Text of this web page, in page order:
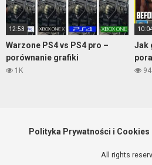
12:53
Warzone PS4 vs PS4 pro –
porównanie grafiki
1K
Jak
Polityka Prywatności i Cookies
All rights